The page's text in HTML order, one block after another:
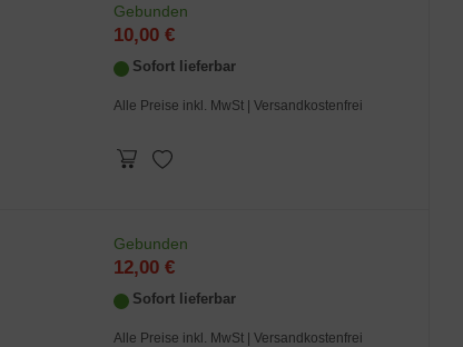
Gebunden
10,00 €
Sofort lieferbar
Alle Preise inkl. MwSt | Versandkostenfrei
Gebunden
12,00 €
Sofort lieferbar
Alle Preise inkl. MwSt | Versandkostenfrei